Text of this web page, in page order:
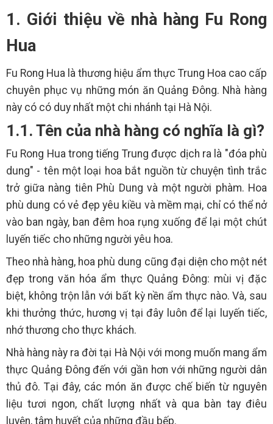
1. Giới thiệu về nhà hàng Fu Rong
Hua
Fu Rong Hua là thương hiệu ẩm thực Trung Hoa cao cấp
chuyên phục vụ những món ăn Quảng Đông. Nhà hàng
này có có duy nhất một chi nhánh tại Hà Nội.
1.1. Tên của nhà hàng có nghĩa là gì?
Fu Rong Hua trong tiếng Trung được dịch ra là "đóa phù
dung" - tên một loại hoa bắt nguồn từ chuyện tình trắc
trở giữa nàng tiên Phù Dung và một người phàm. Hoa
phù dung có vẻ đẹp yêu kiều và mềm mại, chỉ có thể nở
vào ban ngày, ban đêm hoa rụng xuống để lại một chút
luyến tiếc cho những người yêu hoa.
Theo nhà hàng, hoa phù dung cũng đại diện cho một nét
đẹp trong văn hóa ẩm thực Quảng Đông: mùi vị đặc
biệt, không trộn lẫn với bất kỳ nền ẩm thực nào. Và, sau
khi thưởng thức, hương vị tại đây luôn để lại luyến tiếc,
nhớ thương cho thực khách.
Nhà hàng này ra đời tại Hà Nội với mong muốn mang ẩm
thực Quảng Đông đến với gần hơn với những người dân
thủ đô. Tại đây, các món ăn được chế biến từ nguyên
liệu tươi ngon, chất lượng nhất và qua bàn tay điêu
luyện, tâm huyết của những đầu bếp.